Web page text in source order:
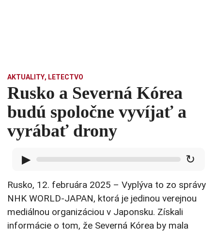
AKTUALITY, LETECTVO
Rusko a Severná Kórea
budú spoločne vyvíjať a
vyrábať drony
▶ ↻
Rusko, 12. februára 2025 – Vyplýva to zo správy
NHK WORLD-JAPAN, ktorá je jedinou verejnou
mediálnou organizáciou v Japonsku. Získali
informácie o tom, že Severná Kórea by mala